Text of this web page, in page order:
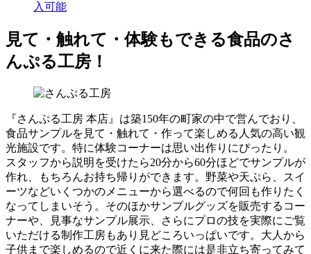
入可能
見て・触れて・体験もできる食品のさ
んぷる工房！
『さんぷる工房 本店』は築150年の町家の中で営んでおり、
食品サンプルを見て・触れて・作って楽しめる人気の高い観
光施設です。特に体験コーナーは思い出作りにぴったり。
スタッフから説明を受けたら20分から60分ほどでサンプルが
作れ、もちろんお持ち帰りができます。野菜や天ぷら、スイ
ーツなどいくつかのメニューから選べるので何回も作りたく
なってしまいそう。そのほかサンプルグッズを販売するコー
ナーや、見事なサンプル展示、さらにプロの技を実際にご覧
いただける制作工房もあり見どころいっぱいです。大人から
子供まで楽しめるので近くに来た際には是非立ち寄ってみて